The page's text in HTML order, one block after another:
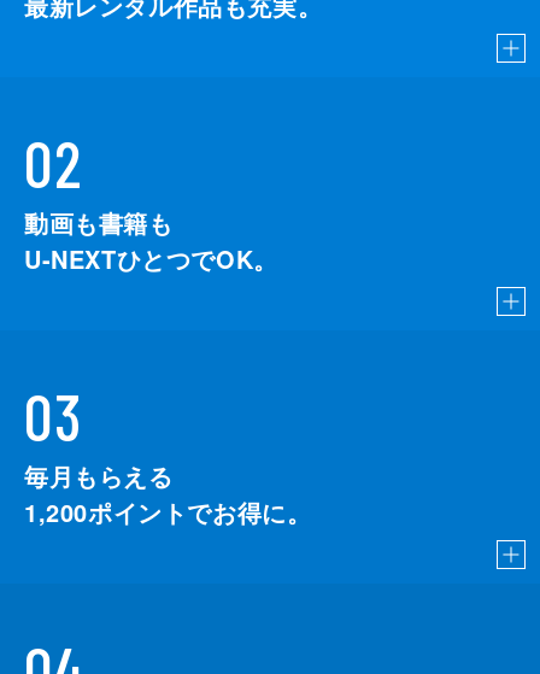
02
動画も書籍も
U-NEXTひとつでOK。
03
毎月もらえる
1,200ポイントでお得に。